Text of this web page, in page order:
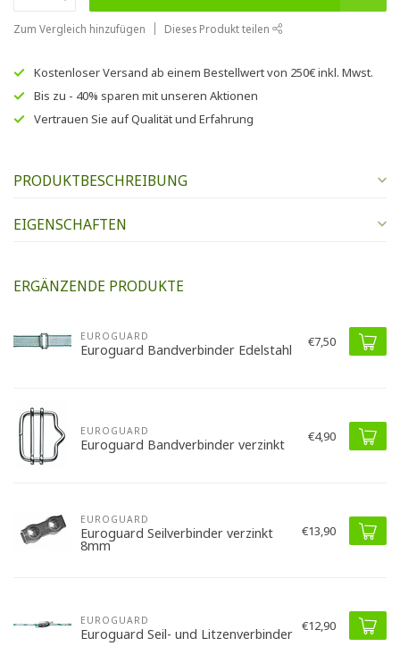
Zum Vergleich hinzufügen Dieses Produkt teilen
Kostenloser Versand ab einem Bestellwert von 250€inkl. Mwst.
Bis zu - 40% sparen mit unseren Aktionen
Vertrauen Sie aufQualität und Erfahrung
PRODUKTBESCHREIBUNG
EIGENSCHAFTEN
ERGÄNZENDE PRODUKTE
EUROGUARD
Euroguard Bandverbinder Edelstahl €7,50
EUROGUARD
Euroguard Bandverbinder verzinkt €4,90
EUROGUARD
Euroguard Seilverbinder verzinkt
8mm
€13,90
EUROGUARD
Euroguard Seil- und Litzenverbinder €12,90